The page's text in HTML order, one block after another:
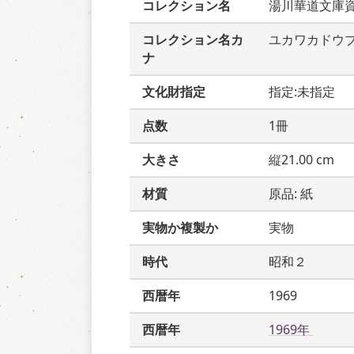
コレクション名
湯川華道文庫
コレクション名カ
ナ
ユカワカドウ
文化財指定
指定:未指定
点数
1冊
大きさ
縦21.00 cm
材質
原品: 紙
実物か複製か
実物
時代
昭和２
西暦年
1969
西暦年
1969年